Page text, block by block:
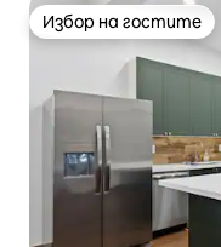
Избор на гостите
Избор на гостите